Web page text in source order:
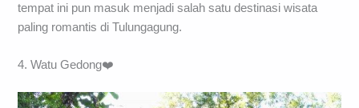
tempat ini pun masuk menjadi salah satu destinasi wisata
paling romantis di Tulungagung.
4. Watu Gedong❤️